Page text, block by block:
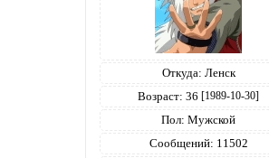
Откуда: Ленск
Возраст: 36 [1989-10-30]
Пол: Мужской
Сообщений: 11502